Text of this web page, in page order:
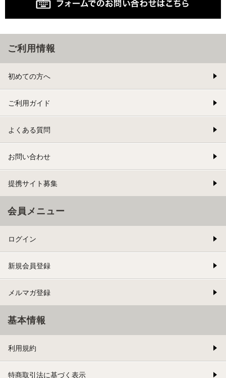
ご利用情報
初めての方へ
ご利用ガイド
よくある質問
お問い合わせ
提携サイト募集
会員メニュー
ログイン
新規会員登録
メルマガ登録
基本情報
利用規約
特商取引法に基づく表示